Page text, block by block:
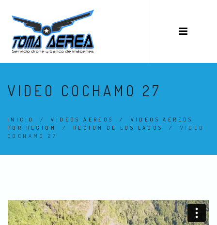
VIDEO COCHAMO 27
INICIO /VIDEOS AEREOS / VIDEOS AEREOS
POR REGION
/ REGIÓN DE LOS LAGOS / VIDEO
COCHAMO 27